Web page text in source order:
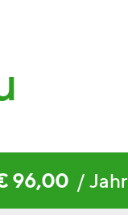
96,00/ Jahr